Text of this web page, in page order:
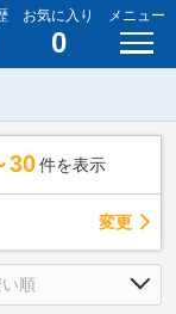
お気に入り
0
メニュー
30 件を表示
変更